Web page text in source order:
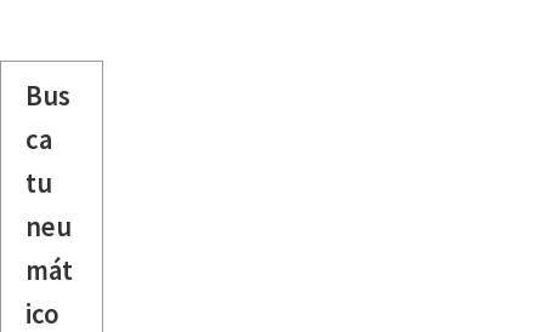
Bus
ca
tu
neu
mát
ico